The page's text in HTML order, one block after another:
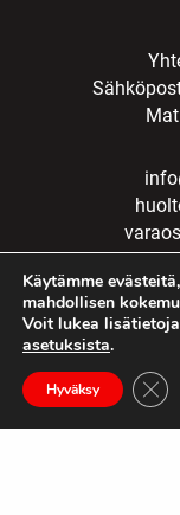
Laskutus:
Käytämme
mahdollisen
Voit lukea
asetuksista.
Hyväksy